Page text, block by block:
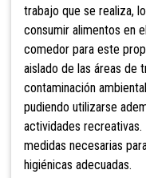
trabajo que se realiza,
consumir alimentos en
comedor para este
aislado de las áreas de
contaminación
pudiendo utilizarse
actividades
medidas necesarias
higiénicas adecuadas.